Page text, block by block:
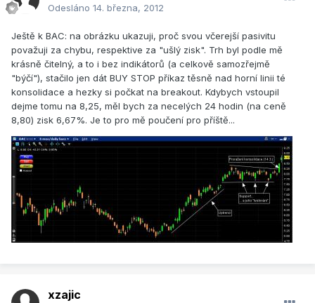
Odesláno 14. března, 2012
Ještě k BAC: na obrázku ukazuji, proč svou včerejší pasivitu
považuji za chybu, respektive za "ušlý zisk". Trh byl podle mě
krásně čitelný, a to i bez indikátorů (a celkově samozřejmě
"býčí"), stačilo jen dát BUY STOP příkaz těsně nad horní linii té
konsolidace a hezky si počkat na breakout. Kdybych vstoupil
dejme tomu na 8,25, měl bych za necelých 24 hodin (na ceně
8,80) zisk 6,67%. Je to pro mě poučení pro příště...
xzajic